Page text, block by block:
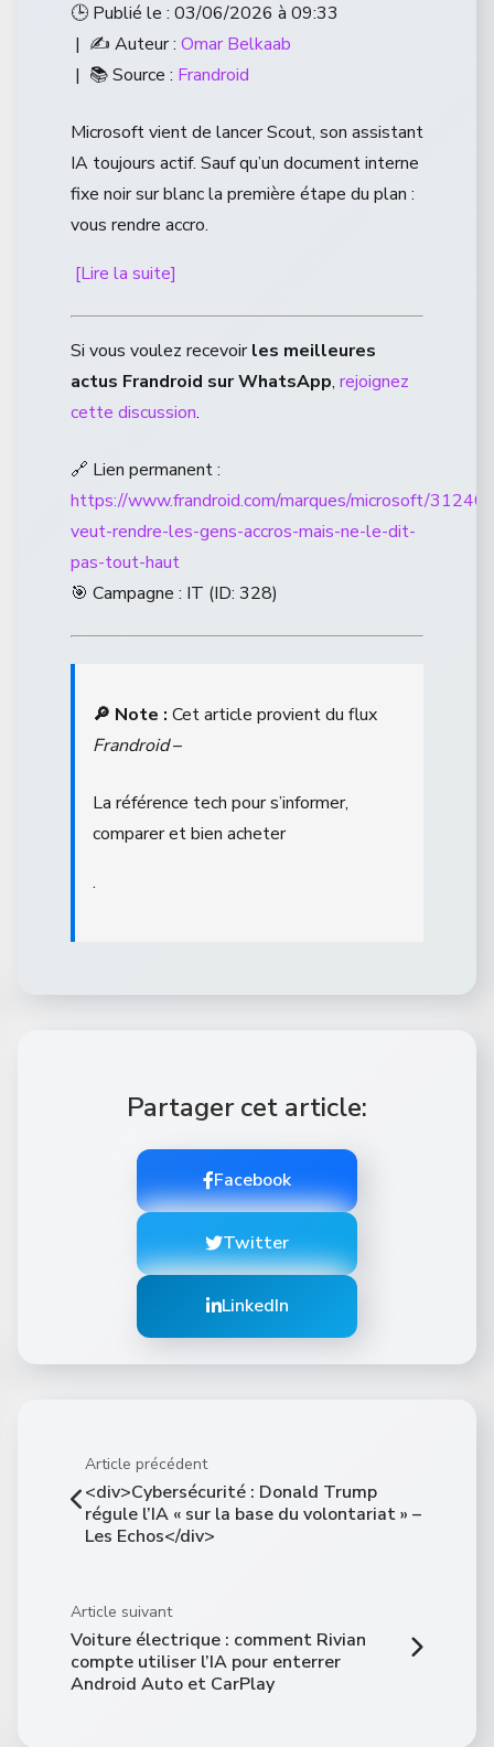
🕒 Publié le : 03/06/2026 à 09:33
| ✍️ Auteur : Omar Belkaab
| 📚 Source : Frandroid
Microsoft vient de lancer Scout, son assistant
IA toujours actif. Sauf qu’un document interne
fixe noir sur blanc la première étape du plan :
vous rendre accro.
[Lire la suite]
Si vous voulez recevoirles meilleures
actus Frandroid sur WhatsApp, rejoignez
cette discussion.
🔗 Lien permanent :
https://www.frandroid.com/marques/microsoft/
veut-rendre-les-gens-accros-mais-ne-le-dit-
pas-tout-haut
🎯 Campagne : IT (ID: 328)
🔎 Note : Cet article provient du flux
Frandroid–
La référence tech pour s’informer,
comparer et bien acheter
.
Partager cet article:
Facebook
Twitter
LinkedIn
Article précédent
<div>Cybersécurité : Donald Trump
régule l’IA « sur la base du volontariat » –
Les Echos</div>
Article suivant
Voiture électrique : comment Rivian
compte utiliser l’IA pour enterrer
Android Auto et CarPlay